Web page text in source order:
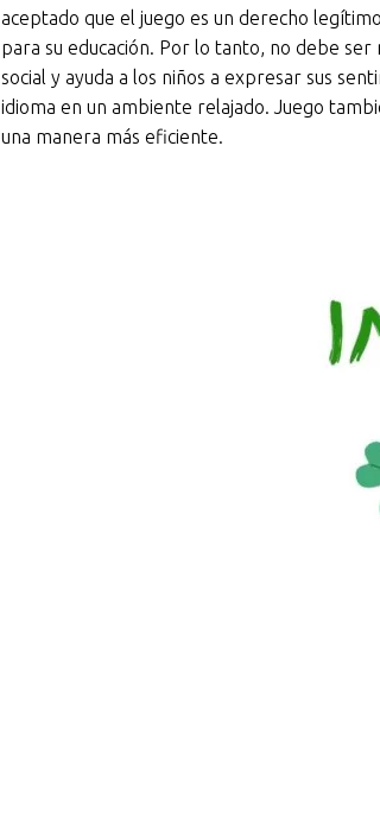
aceptado que el juego es un derecho
para su educación. Por lo tanto, no debe
social y ayuda a los niños a expresar sus
idioma en un ambiente relajado. Juego t
una manera más eficiente.